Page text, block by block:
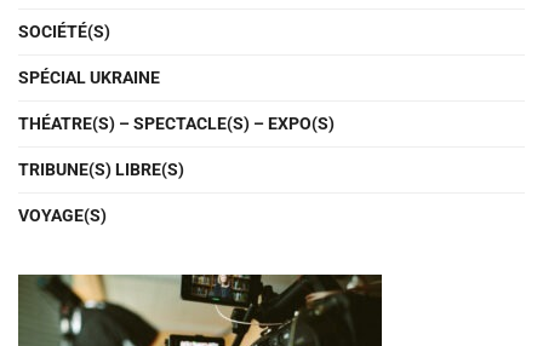
SOCIÉTÉ(S)
SPÉCIAL UKRAINE
THÉATRE(S) – SPECTACLE(S) – EXPO(S)
TRIBUNE(S) LIBRE(S)
VOYAGE(S)